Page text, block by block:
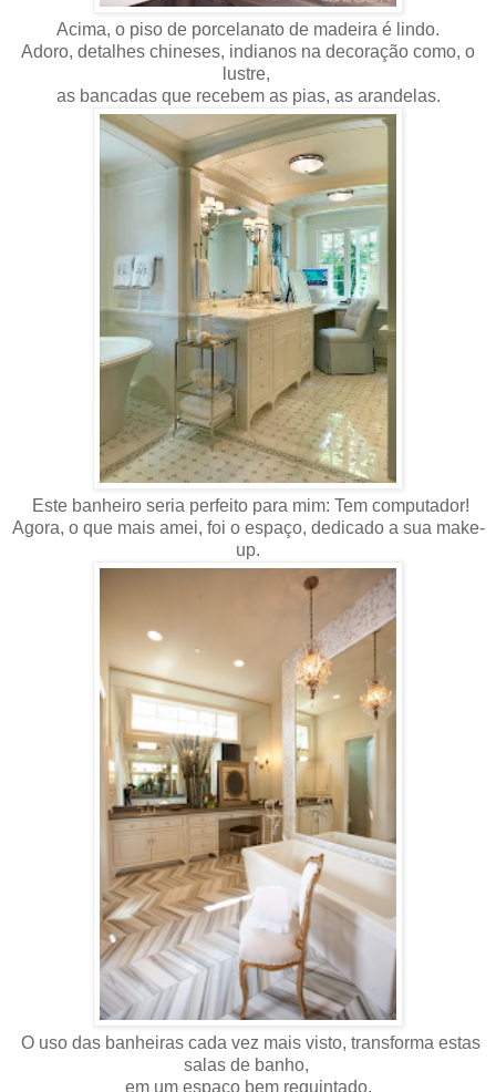
Acima, o piso de porcelanato de madeira é lindo.
Adoro, detalhes chineses, indianos na decoração como, o
lustre,
as bancadas que recebem as pias, as arandelas.
Este banheiro seria perfeito para mim: Tem computador!
Agora, o que mais amei, foi o espaço, dedicado a sua make-
up.
O uso das banheiras cada vez mais visto, transforma estas
salas de banho,
em um espaço bem requintado.